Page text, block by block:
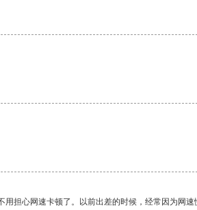
担心网速卡顿了。以前出差的时候，经常因为网